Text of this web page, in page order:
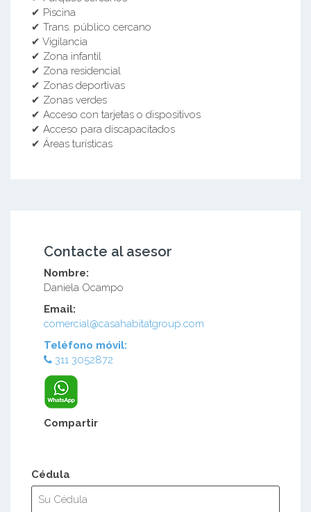
✔ Piscina
✔ Trans. público cercano
✔ Vigilancia
✔ Zona infantil
✔ Zona residencial
✔ Zonas deportivas
✔ Zonas verdes
✔ Acceso con tarjetas o dispositivos
✔ Acceso para discapacitados
✔ Áreas turísticas
Contacte al asesor
Nombre:
Daniela Ocampo
Email:
comercial@casahabitatgroup.com
Teléfono móvil:
311 3052872
Compartir
Cédula